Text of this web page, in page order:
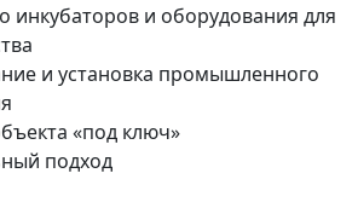
инкубаторов и оборудования для
и установка промышленного
«под ключ»
подход